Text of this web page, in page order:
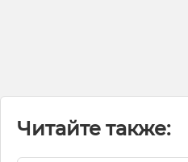
Читайте также: